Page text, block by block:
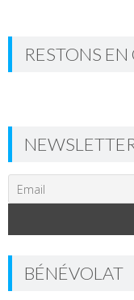
RESTONS
BÉNÉVOLAT